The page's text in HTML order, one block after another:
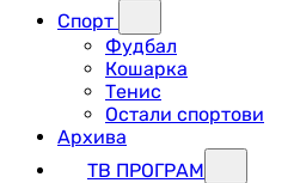
Спорт
Фудбал
Кошарка
Тенис
Остали спортови
Архива
ТВ ПРОГРАМ